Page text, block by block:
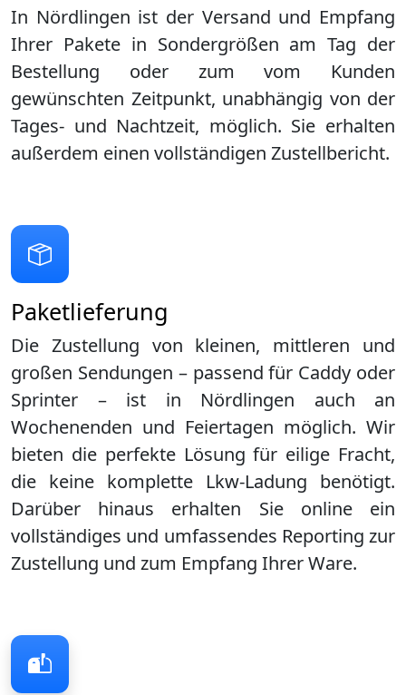
Paketlieferung
Die Zustellung von kleinen, mittleren und
großen Sendungen – passend für Caddy oder
Sprinter – ist in Nördlingen auch an
Wochenenden und Feiertagen möglich. Wir
bieten die perfekte Lösung für eilige Fracht,
die keine komplette Lkw-Ladung benötigt.
Darüber hinaus erhalten Sie online ein
vollständiges und umfassendes Reporting zur
Zustellung und zum Empfang Ihrer Ware.
In Nördlingen ist der Versand und Empfang
Ihrer Pakete in Sondergrößen am Tag der
Bestellung oder zum vom Kunden
gewünschten Zeitpunkt, unabhängig von der
Tages- und Nachtzeit, möglich. Sie erhalten
außerdem einen vollständigen Zustellbericht.